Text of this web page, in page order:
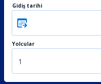
Gidiş tarihi
Yolcular
1